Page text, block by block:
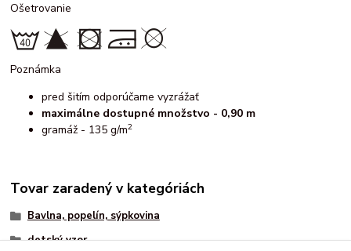
Ošetrovanie
Poznámka
pred šitím odporúčame vyzrážať
maximálne dostupné množstvo - 0,90 m
gramáž - 135 g/m2
Tovar zaradený v kategóriách
Bavlna, popelín, sýpkovina
detský vzor